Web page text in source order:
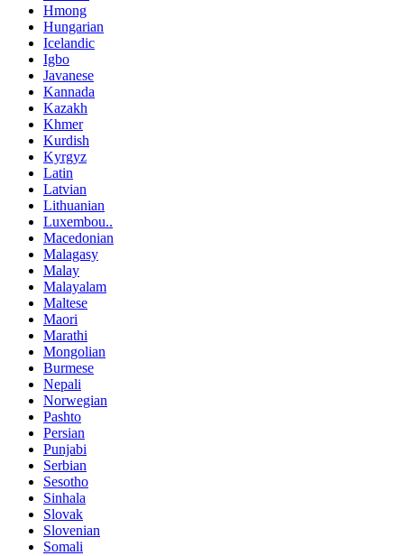
Hmong
Hungarian
Icelandic
Igbo
Javanese
Kannada
Kazakh
Khmer
Kurdish
Kyrgyz
Latin
Latvian
Lithuanian
Luxembou..
Macedonian
Malagasy
Malay
Malayalam
Maltese
Maori
Marathi
Mongolian
Burmese
Nepali
Norwegian
Pashto
Persian
Punjabi
Serbian
Sesotho
Sinhala
Slovak
Slovenian
Somali